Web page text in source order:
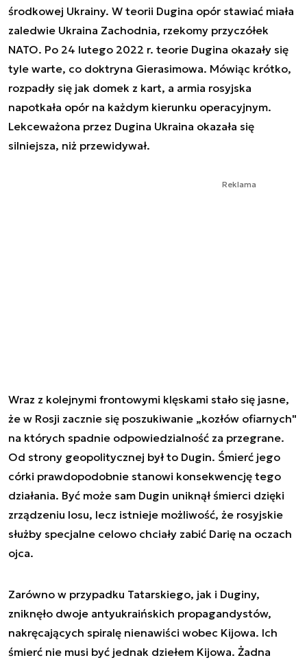
środkowej Ukrainy. W teorii Dugina opór stawiać miała
zaledwie Ukraina Zachodnia, rzekomy przyczółek
NATO. Po 24 lutego 2022 r. teorie Dugina okazały się
tyle warte, co doktryna Gierasimowa. Mówiąc krótko,
rozpadły się jak domek z kart, a armia rosyjska
napotkała opór na każdym kierunku operacyjnym.
Lekceważona przez Dugina Ukraina okazała się
silniejsza, niż przewidywał.
Reklama
Wraz z kolejnymi frontowymi klęskami stało się jasne,
że w Rosji zacznie się poszukiwanie „kozłów ofiarnych"
na których spadnie odpowiedzialność za przegrane.
Od strony geopolitycznej był to Dugin. Śmierć jego
córki prawdopodobnie stanowi konsekwencję tego
działania. Być może sam Dugin uniknął śmierci dzięki
zrządzeniu losu, lecz istnieje możliwość, że rosyjskie
służby specjalne celowo chciały zabić Darię na oczach
ojca.
Zarówno w przypadku Tatarskiego, jak i Duginy,
zniknęło dwoje antyukraińskich propagandystów,
nakręcających spiralę nienawiści wobec Kijowa. Ich
śmierć nie musi być jednak dziełem Kijowa. Żadna